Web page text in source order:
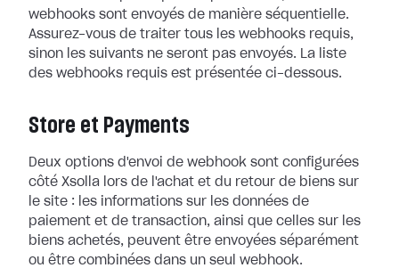
webhooks sont envoyés de manière séquentielle.
Assurez-vous de traiter tous les webhooks requis,
sinon les suivants ne seront pas envoyés. La liste
des webhooks requis est présentée ci-dessous.
Store et Payments
Deux options d'envoi de webhook sont configurées
côté Xsolla lors de l'achat et du retour de biens sur
le site : les informations sur les données de
paiement et de transaction, ainsi que celles sur les
biens achetés, peuvent être envoyées séparément
ou être combinées dans un seul webhook.